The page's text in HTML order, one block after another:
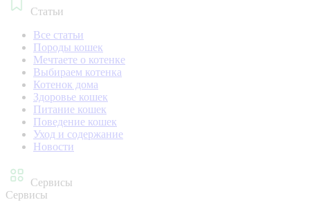
Статьи
Все статьи
Породы кошек
Мечтаете о котенке
Выбираем котенка
Котенок дома
Здоровье кошек
Питание кошек
Поведение кошек
Уход и содержание
Новости
Сервисы
Сервисы